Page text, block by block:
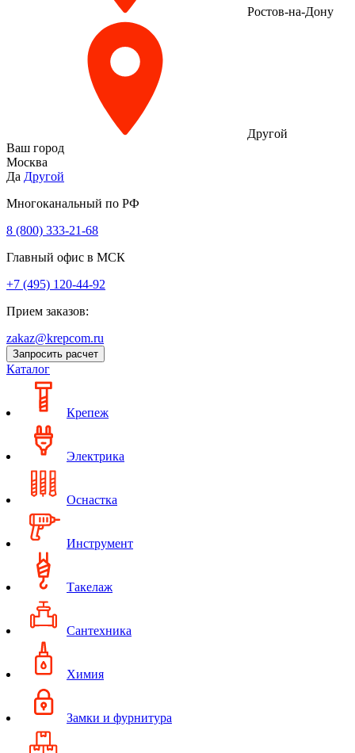
Ростов-на-Дону
Другой
Ваш город
Москва
Да Другой
Многоканальный по РФ
8 (800) 333‑21-68
Главный офис в МСК
+7 (495) 120-44-92
Прием заказов:
zakaz@krepcom.ru
Запросить расчет
Каталог
Крепеж
Электрика
Оснастка
Инструмент
Такелаж
Сантехника
Химия
Замки и фурнитура